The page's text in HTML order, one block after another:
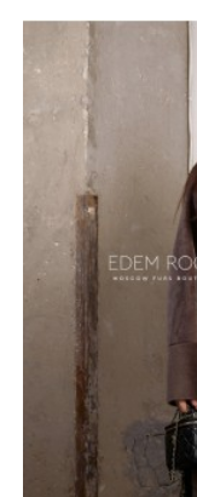
Этот метод
только
прекрасно
можете
Воротник из
изящество вашего
Эта съёмная
внешний вид
создания
отделка из
обеспечивает
каждое ношение
Возможность
каждой моднице
размеры от 42 до